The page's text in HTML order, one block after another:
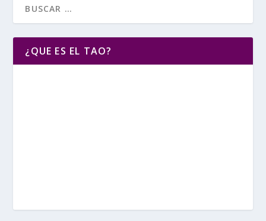
¿QUE ES EL TAO?